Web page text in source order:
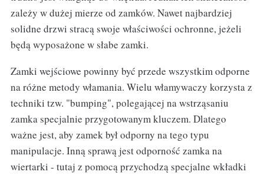
zależy w dużej mierze od zamków. Nawet najbardziej
solidne drzwi stracą swoje właściwości ochronne, jeżeli
będą wyposażone w słabe zamki.
Zamki wejściowe powinny być przede wszystkim odporne
na różne metody włamania. Wielu włamywaczy korzysta z
techniki tzw. "bumping", polegającej na wstrząsaniu
zamka specjalnie przygotowanym kluczem. Dlatego
ważne jest, aby zamek był odporny na tego typu
manipulacje. Inną sprawą jest odporność zamka na
wiertarki - tutaj z pomocą przychodzą specjalne wkładki